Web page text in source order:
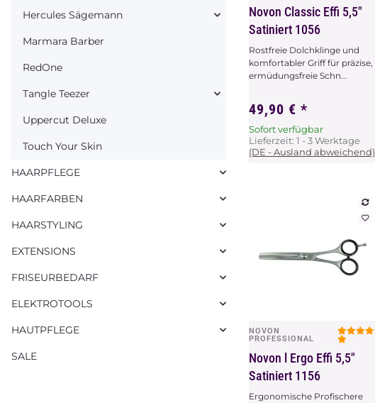
Novon Classic Effi 5,5"
Satiniert 1056
Rostfreie Dolchklinge und
komfortabler Griff für präzise,
ermüdungsfreie Schn...
49,90 € *
Sofort verfügbar
Lieferzeit: 1 - 3 Werktage
(DE - Ausland abweichend)
Vorschau
NOVON
PROFESSIONAL
Novon l Ergo Effi 5,5"
Satiniert 1156
Ergonomische Profischere
Hercules Sägemann
Marmara Barber
RedOne
Tangle Teezer
Uppercut Deluxe
Touch Your Skin
HAARPFLEGE
HAARFARBEN
HAARSTYLING
EXTENSIONS
FRISEURBEDARF
ELEKTROTOOLS
HAUTPFLEGE
SALE